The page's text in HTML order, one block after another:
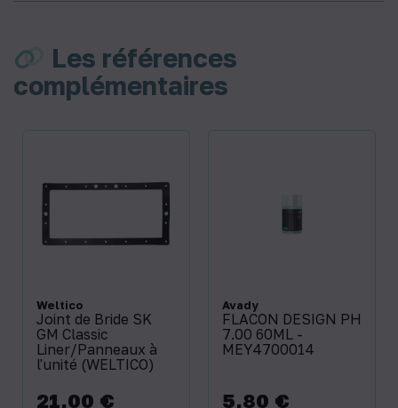
Les références
complémentaires
Weltico
Joint de Bride SK
GM Classic
Liner/Panneaux à
l'unité (WELTICO)
Prix
21,00 €
Avady
FLACON DESIGN PH
7.00 60ML -
MEY4700014
Prix
5,80 €